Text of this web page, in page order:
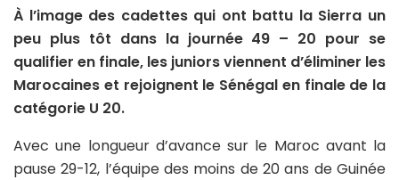
À l’image des cadettes qui ont battu la Sierra un
peu plus tôt dans la journée 49 – 20 pour se
qualifier en finale, les juniors viennent d’éliminer les
Marocaines et rejoignent le Sénégal en finale de la
catégorie U 20.
Avec une longueur d’avance sur le Maroc avant la
pause 29-12, l’équipe des moins de 20 ans de Guinée